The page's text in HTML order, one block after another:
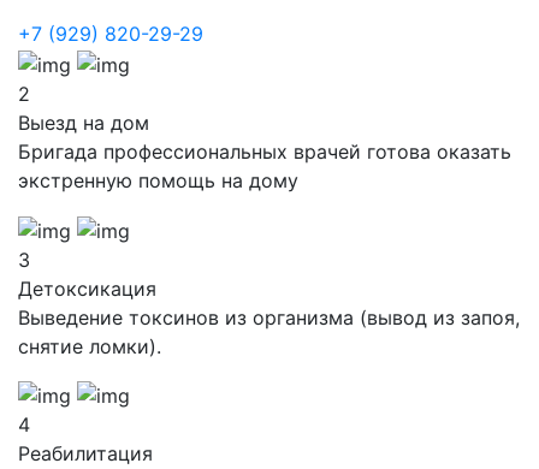
+7 (929) 820-29-29
2
Выезд на дом
Бригада профессиональных врачей готова оказать
экстренную помощь на дому
3
Детоксикация
Выведение токсинов из организма (вывод из запоя,
снятие ломки).
4
Реабилитация